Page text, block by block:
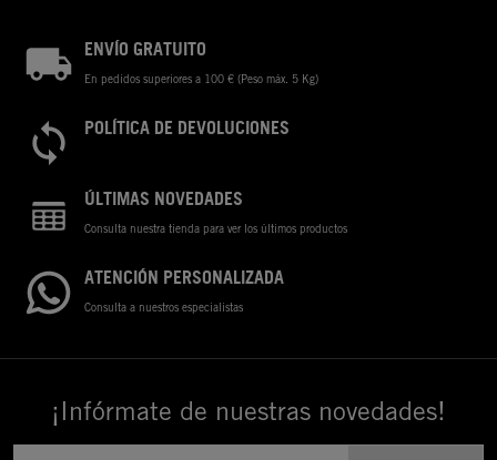
ENVÍO GRATUITO
En pedidos superiores a 100 € (Peso máx. 5 Kg)
POLÍTICA DE DEVOLUCIONES
ÚLTIMAS NOVEDADES
Consulta nuestra tienda para ver los últimos productos
ATENCIÓN PERSONALIZADA
Consulta a nuestros especialistas
¡Infórmate de nuestras novedades!